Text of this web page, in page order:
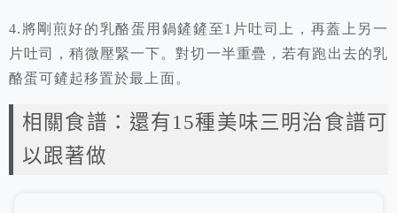
4.將剛煎好的乳酪蛋用鍋鏟鏟至1 片吐司上，再蓋上另一
片吐司，稍微壓緊一下。對切一半重疊，若有跑出去的乳
酪蛋可鏟起移置於最上面。
相關食譜：還有15種美味三明治食譜可
以跟著做